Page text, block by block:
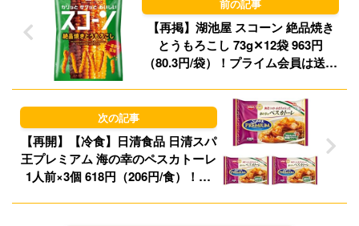
n
【再掲】湖池屋 スコーン 絶品焼き
とうもろこし 73g✕12袋 963円
（80.3円/袋）！プライム会員は送料
【再開】【冷食】日清食品 日清スパ
王プレミアム 海の幸のペスカトーレ
1人前×3個 618円（206円/食）！プ